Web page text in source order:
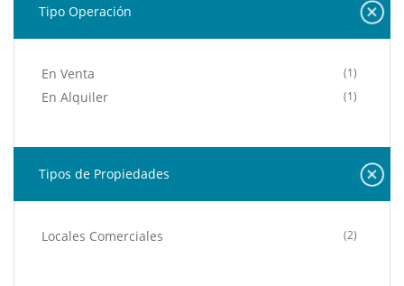
Tipo Operación
En Venta (1)
En Alquiler (1)
Tipos de Propiedades
Locales Comerciales (2)